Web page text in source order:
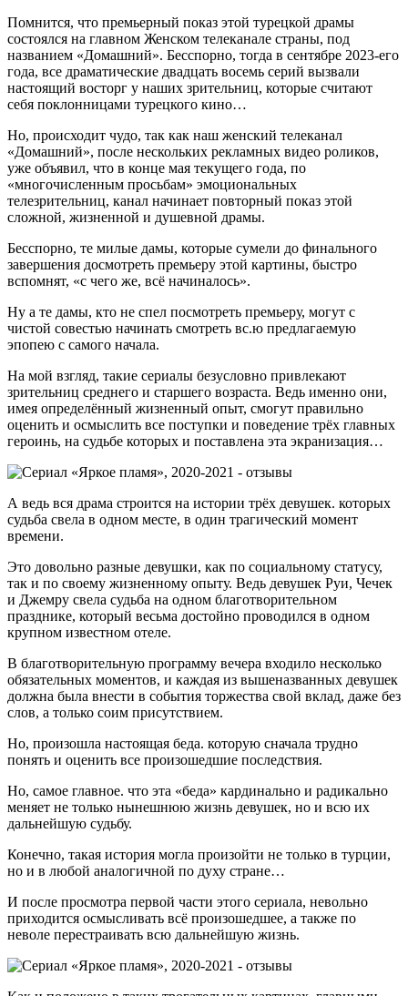
Помнится, что премьерный показ этой турецкой драмы
состоялся на главном Женском телеканале страны, под
названием «Домашний». Бесспорно, тогда в сентябре 2023-его
года, все драматические двадцать восемь серий вызвали
настоящий восторг у наших зрительниц, которые считают
себя поклонницами турецкого кино…
Но, происходит чудо, так как наш женский телеканал
«Домашний», после нескольких рекламных видео роликов,
уже объявил, что в конце мая текущего года, по
«многочисленным просьбам» эмоциональных
телезрительниц, канал начинает повторный показ этой
сложной, жизненной и душевной драмы.
Бесспорно, те милые дамы, которые сумели до финального
завершения досмотреть премьеру этой картины, быстро
вспомнят, «с чего же, всё начиналось».
Ну а те дамы, кто не спел посмотреть премьеру, могут с
чистой совестью начинать смотреть вс.ю предлагаемую
эпопею с самого начала.
На мой взгляд, такие сериалы безусловно привлекают
зрительниц среднего и старшего возраста. Ведь именно они,
имея определённый жизненный опыт, смогут правильно
оценить и осмыслить все поступки и поведение трёх главных
героинь, на судьбе которых и поставлена эта экранизация…
А ведь вся драма строится на истории трёх девушек. которых
судьба свела в одном месте, в один трагический момент
времени.
Это довольно разные девушки, как по социальному статусу,
так и по своему жизненному опыту. Ведь девушек Руи, Чечек
и Джемру свела судьба на одном благотворительном
празднике, который весьма достойно проводился в одном
крупном известном отеле.
В благотворительную программу вечера входило несколько
обязательных моментов, и каждая из вышеназванных девушек
должна была внести в события торжества свой вклад, даже без
слов, а только соим присутствием.
Но, произошла настоящая беда. которую сначала трудно
понять и оценить все произошедшие последствия.
Но, самое главное. что эта «беда» кардинально и радикально
меняет не только нынешнюю жизнь девушек, но и всю их
дальнейшую судьбу.
Конечно, такая история могла произойти не только в турции,
но и в любой аналогичной по духу стране…
И после просмотра первой части этого сериала, невольно
приходится осмысливать всё произошедшее, а также по
неволе перестраивать всю дальнейшую жизнь.